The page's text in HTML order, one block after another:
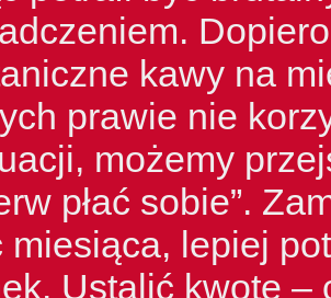
kawy na
prawie nie
możemy
płać sobie”.
miesiąca, lepiej
Ustalić kwotę